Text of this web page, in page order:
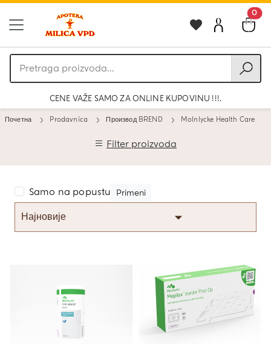
0
Pretraga
proizvoda
CENE VAŽE SAMO ZA ONLINE KUPOVINU !!!.
Почетна Prodavnica Производ BREND Molnlycke Health Care
Filter proizvoda
Samo na popustu Primeni